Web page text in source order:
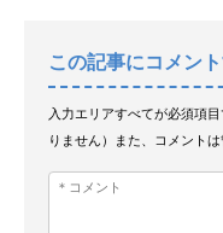
この記事にコメン
入力エリアすべてが必須項
りません）また、コメント